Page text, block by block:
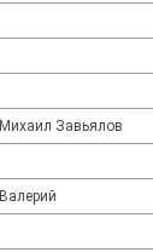
Михаил Завьялов
Валерий